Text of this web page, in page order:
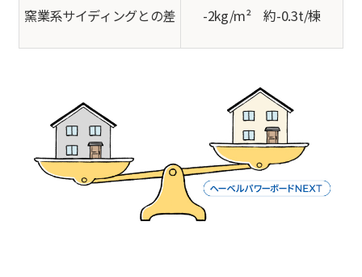
窯業系サイディングとの差 -2kg/m² 約-0.3t/棟